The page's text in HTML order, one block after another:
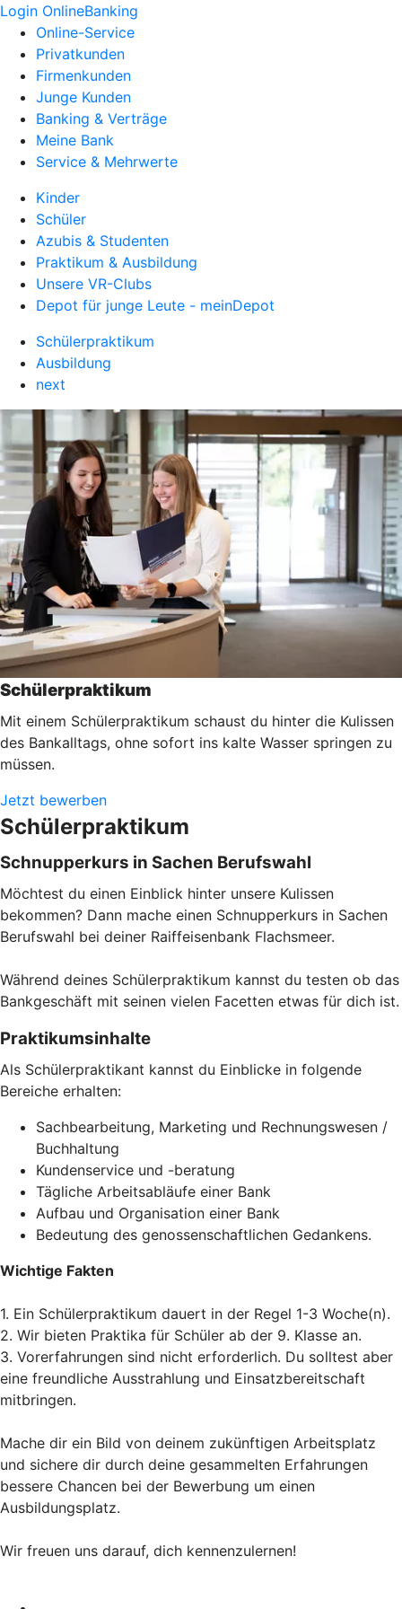
Login OnlineBanking
Online-Service
Privatkunden
Firmenkunden
Junge Kunden
Banking & Verträge
Meine Bank
Service & Mehrwerte
Kinder
Schüler
Azubis & Studenten
Praktikum & Ausbildung
Unsere VR-Clubs
Depot für junge Leute - meinDepot
Schülerpraktikum
Ausbildung
next
Schülerpraktikum
Mit einem Schülerpraktikum schaust du hinter die Kulissen
des Bankalltags, ohne sofort ins kalte Wasser springen zu
müssen.
Jetzt bewerben
Schülerpraktikum
Schnupperkurs in Sachen Berufswahl
Möchtest du einen Einblick hinter unsere Kulissen
bekommen? Dann mache einen Schnupperkurs in Sachen
Berufswahl bei deiner Raiffeisenbank Flachsmeer.
Während deines Schülerpraktikum kannst du testen ob das
Bankgeschäft mit seinen vielen Facetten etwas für dich ist.
Praktikumsinhalte
Als Schülerpraktikant kannst du Einblicke in folgende
Bereiche erhalten:
Sachbearbeitung, Marketing und Rechnungswesen /
Buchhaltung
Kundenservice und -beratung
Tägliche Arbeitsabläufe einer Bank
Aufbau und Organisation einer Bank
Bedeutung des genossenschaftlichen Gedankens.
Wichtige Fakten
1. Ein Schülerpraktikum dauert in der Regel 1-3 Woche(n).
2. Wir bieten Praktika für Schüler ab der 9. Klasse an.
3. Vorerfahrungen sind nicht erforderlich. Du solltest aber
eine freundliche Ausstrahlung und Einsatzbereitschaft
mitbringen.
Mache dir ein Bild von deinem zukünftigen Arbeitsplatz
und sichere dir durch deine gesammelten Erfahrungen
bessere Chancen bei der Bewerbung um einen
Ausbildungsplatz.
Wir freuen uns darauf, dich kennenzulernen!